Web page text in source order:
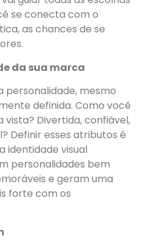
se conecta com o
as chances de se
da sua marca
personalidade, mesmo
definida. Como você
vista? Divertida, confiável,
Definir esses atributos é
identidade visual
personalidades bem
e geram uma
forte com os